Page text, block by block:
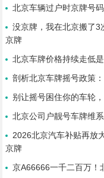
北京车辆过户时京牌号
没京牌，我在北京搬了3
京牌
北京车牌价格持续走低
剖析北京车牌摇号政策
别让摇号困住你的车轮
北京公司户靓号车牌维
2026北京汽车补贴再放
京牌
京A66666一千二百万！